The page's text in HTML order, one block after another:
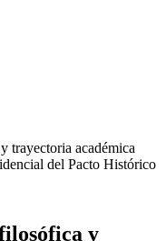
trayectoria académica
del Pacto Histórico
y